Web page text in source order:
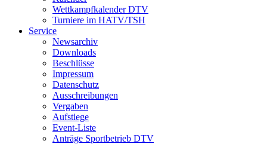
Wettkampfkalender DTV
Turniere im HATV/TSH
Service
Newsarchiv
Downloads
Beschlüsse
Impressum
Datenschutz
Ausschreibungen
Vergaben
Aufstiege
Event-Liste
Anträge Sportbetrieb DTV